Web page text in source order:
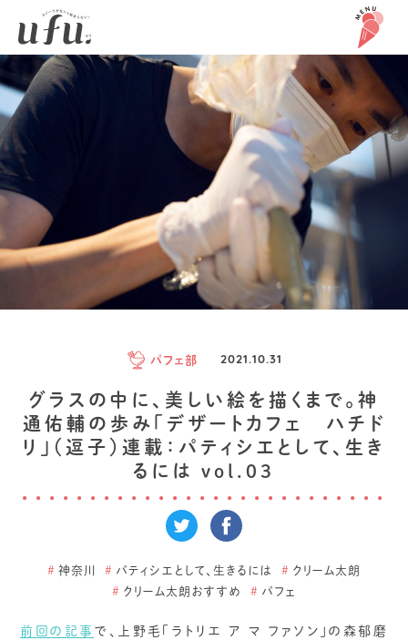
パフェ部 2021.10.31
グラスの中に、美しい絵を描くまで。神
通佑輔の歩み「デザートカフェ ハチド
リ」（逗子）連載：パティシエとして、生き
るには vol.03
# 神奈川 # パティシエとして、生きるには # クリーム太朗
# クリーム太朗おすすめ # パフェ
前回の記事 で、上野毛「ラトリエ ア マ ファソン」の森郁磨